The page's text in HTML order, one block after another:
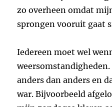
zo overheen omdat
sprongen vooruit gaat
Iedereen moet wel
anders dan anders en
war. Bijvoorbeeld